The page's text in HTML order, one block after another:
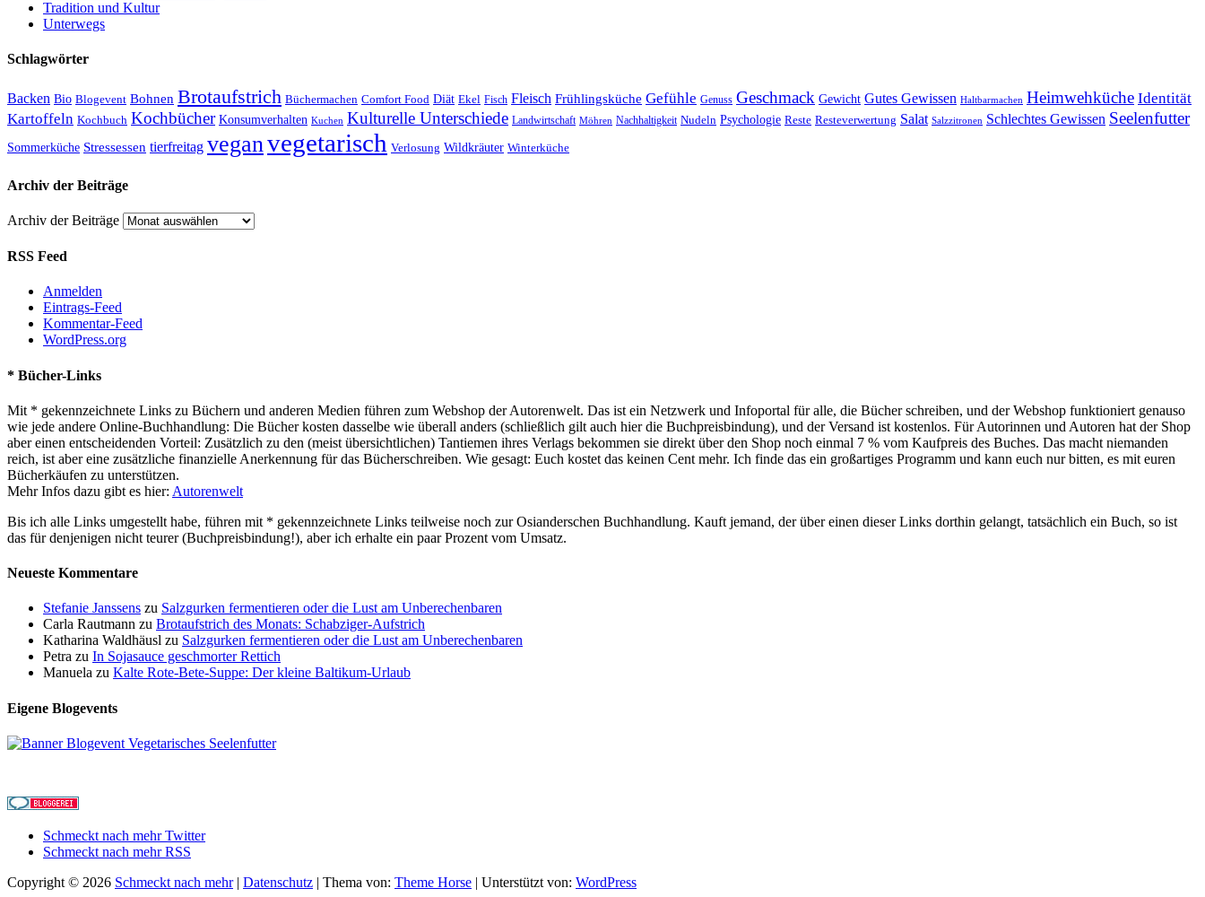
Tradition und Kultur
Unterwegs
Schlagwörter
Backen Bio Blogevent Bohnen Brotaufstrich Büchermachen Comfort Food Diät Ekel Fisch Fleisch Frühlingsküche Gefühle Genuss Geschmack Gewicht Gutes Gewissen Haltbarmachen Heimwehküche Identität
Kartoffeln Kochbuch Kochbücher Konsumverhalten Kuchen Kulturelle Unterschiede Landwirtschaft Möhren Nachhaltigkeit Nudeln Psychologie Reste Resteverwertung Salat Salzzitronen Schlechtes Gewissen Seelenfutter
Sommerküche Stressessen tierfreitag veganvegetarisch Verlosung Wildkräuter Winterküche
Archiv der Beiträge
Archiv der Beiträge
RSS Feed
Anmelden
Eintrags-Feed
Kommentar-Feed
WordPress.org
* Bücher-Links
Mit * gekennzeichnete Links zu Büchern und anderen Medien führen zum Webshop der Autorenwelt. Das ist ein Netzwerk und Infoportal für alle, die Bücher schreiben, und der Webshop funktioniert genauso
wie jede andere Online-Buchhandlung: Die Bücher kosten dasselbe wie überall anders (schließlich gilt auch hier die Buchpreisbindung), und der Versand ist kostenlos. Für Autorinnen und Autoren hat der Shop
aber einen entscheidenden Vorteil: Zusätzlich zu den (meist übersichtlichen) Tantiemen ihres Verlags bekommen sie direkt über den Shop noch einmal 7 % vom Kaufpreis des Buches. Das macht niemanden
reich, ist aber eine zusätzliche finanzielle Anerkennung für das Bücherschreiben. Wie gesagt: Euch kostet das keinen Cent mehr. Ich finde das ein großartiges Programm und kann euch nur bitten, es mit euren
Bücherkäufen zu unterstützen.
Mehr Infos dazu gibt es hier: Autorenwelt
Bis ich alle Links umgestellt habe, führen mit * gekennzeichnete Links teilweise noch zur Osianderschen Buchhandlung. Kauft jemand, der über einen dieser Links dorthin gelangt, tatsächlich ein Buch, so ist
das für denjenigen nicht teurer (Buchpreisbindung!), aber ich erhalte ein paar Prozent vom Umsatz.
Neueste Kommentare
Stefanie Janssens zu Salzgurken fermentieren oder die Lust am Unberechenbaren
Carla Rautmann zu Brotaufstrich des Monats: Schabziger-Aufstrich
Katharina Waldhäusl zu Salzgurken fermentieren oder die Lust am Unberechenbaren
Petra zu In Sojasauce geschmorter Rettich
Manuela zu Kalte Rote-Bete-Suppe: Der kleine Baltikum-Urlaub
Eigene Blogevents
Schmeckt nach mehr Twitter
Schmeckt nach mehr RSS
Copyright © 2026 Schmeckt nach mehr| Datenschutz | Thema von: Theme Horse | Unterstützt von: WordPress